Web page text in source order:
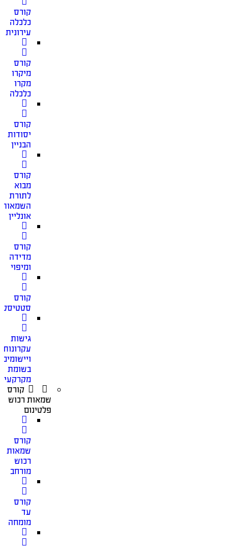
קורס
כלכלה
עירונית
קורס
מיקרו
מקרו
כלכלה
קורס
יסודות
הבניין
קורס
מבוא
לתורת
השמאות
אונליין
קורס
מדידה
ומיפוי
קורס
גישות
עקרונות
ויישומים
בשומת
מקרקעין
קורס
שמאות רכוש
פלטינום
קורס
שמאות
רכוש
מורחב
קורס
עד
מומחה